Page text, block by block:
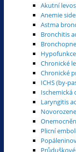
Akutní
Anemie
Astma
Bronchitis
Chronické
Chronické
ICHS (by-
Ischemická
Laryngitis
Plicní